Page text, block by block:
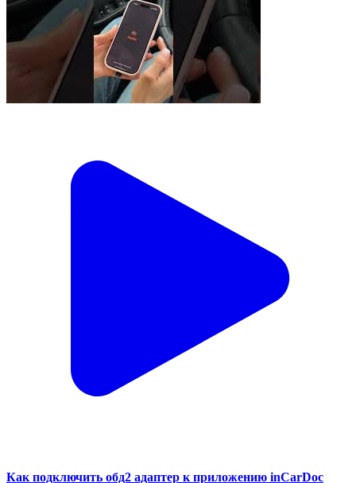
Как подключить обд2 адаптер к приложению inCarDoc